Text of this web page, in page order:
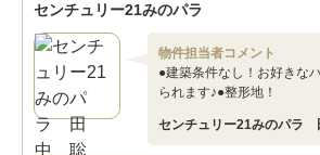
センチュリー21みのパラ
物件担当者コメント
●建築条件なし！お好きな
られます♪●整形地！
センチュリー21みのパ